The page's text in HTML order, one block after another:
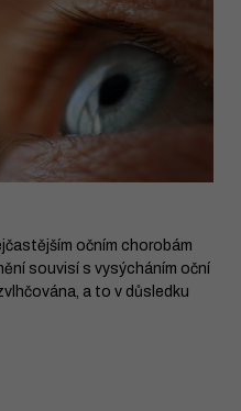
očním chorobám
souvisí s vysýcháním oční
a to v důsledku